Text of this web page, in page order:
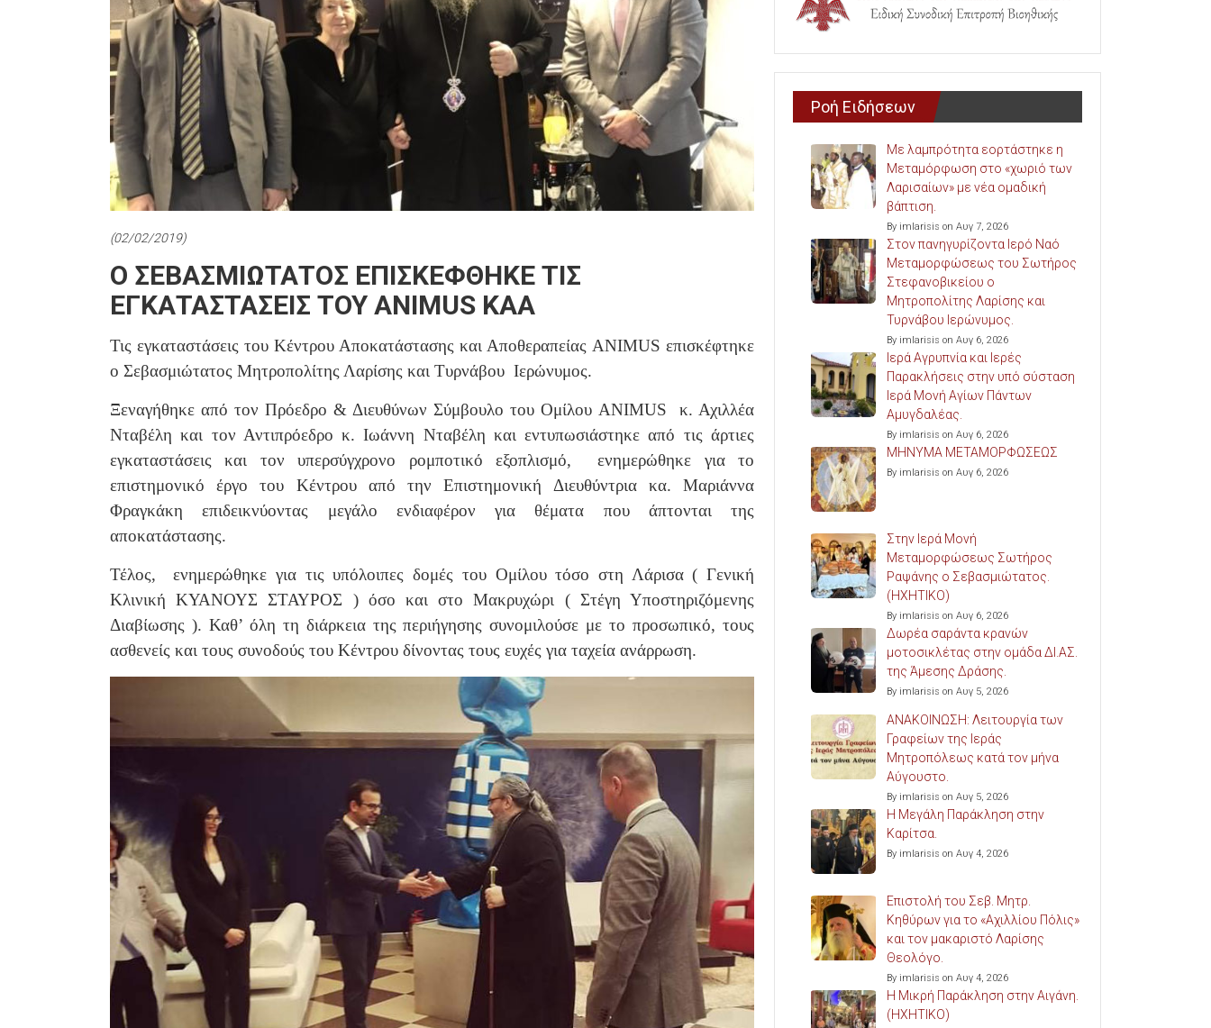
(02/02/2019)
Ο ΣΕΒΑΣΜΙΩΤΑΤΟΣ ΕΠΙΣΚΕΦΘΗΚΕ ΤΙΣ
ΕΓΚΑΤΑΣΤΑΣΕΙΣ ΤΟΥ ANIMUS ΚΑΑ
Τις εγκαταστάσεις του Κέντρου Αποκατάστασης και Αποθεραπείας ANIMUS επισκέφτηκε
ο Σεβασμιώτατος Μητροπολίτης Λαρίσης και Τυρνάβου Ιερώνυμος.
Ξεναγήθηκε από τον Πρόεδρο & Διευθύνων Σύμβουλο του Ομίλου ANIMUS κ. Αχιλλέα
Νταβέλη και τον Αντιπρόεδρο κ. Ιωάννη Νταβέλη και εντυπωσιάστηκε από τις άρτιες
εγκαταστάσεις και τον υπερσύγχρονο ρομποτικό εξοπλισμό, ενημερώθηκε για το
επιστημονικό έργο του Κέντρου από την Επιστημονική Διευθύντρια κα. Μαριάννα
Φραγκάκη επιδεικνύοντας μεγάλο ενδιαφέρον για θέματα που άπτονται της
αποκατάστασης.
Τέλος, ενημερώθηκε για τις υπόλοιπες δομές του Ομίλου τόσο στη Λάρισα ( Γενική
Κλινική ΚΥΑΝΟΥΣ ΣΤΑΥΡΟΣ ) όσο και στο Μακρυχώρι ( Στέγη Υποστηριζόμενης
Διαβίωσης ). Καθ’ όλη τη διάρκεια της περιήγησης συνομιλούσε με το προσωπικό, τους
ασθενείς και τους συνοδούς του Κέντρου δίνοντας τους ευχές για ταχεία ανάρρωση.
Ροή Ειδήσεων
Με λαμπρότητα εορτάστηκε η
Μεταμόρφωση στο «χωριό των
Λαρισαίων» με νέα ομαδική
βάπτιση.
By imlarisis on Αυγ 7, 2026
Στον πανηγυρίζοντα Ιερό Ναό
Μεταμορφώσεως του Σωτήρος
Στεφανοβικείου ο
Μητροπολίτης Λαρίσης και
Τυρνάβου Ιερώνυμος.
By imlarisis on Αυγ 6, 2026
Ιερά Αγρυπνία και Ιερές
Παρακλήσεις στην υπό σύσταση
Ιερά Μονή Αγίων Πάντων
Αμυγδαλέας.
By imlarisis on Αυγ 6, 2026
ΜΗΝΥΜΑ ΜΕΤΑΜΟΡΦΩΣΕΩΣ
By imlarisis on Αυγ 6, 2026
Στην Ιερά Μονή
Μεταμορφώσεως Σωτήρος
Ραψάνης ο Σεβασμιώτατος.
(ΗΧΗΤΙΚΟ)
By imlarisis on Αυγ 6, 2026
Δωρέα σαράντα κρανών
μοτοσικλέτας στην ομάδα ΔΙ.ΑΣ.
της Άμεσης Δράσης.
By imlarisis on Αυγ 5, 2026
ΑΝΑΚΟΙΝΩΣΗ: Λειτουργία των
Γραφείων της Ιεράς
Μητροπόλεως κατά τον μήνα
Αύγουστο.
By imlarisis on Αυγ 5, 2026
Η Μεγάλη Παράκληση στην
Καρίτσα.
By imlarisis on Αυγ 4, 2026
Επιστολή του Σεβ. Μητρ.
Κηθύρων για το «Αχιλλίου Πόλις»
και τον μακαριστό Λαρίσης
Θεολόγο.
By imlarisis on Αυγ 4, 2026
Η Μικρή Παράκληση στην Αιγάνη.
(ΗΧΗΤΙΚΟ)